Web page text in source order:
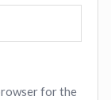
for the